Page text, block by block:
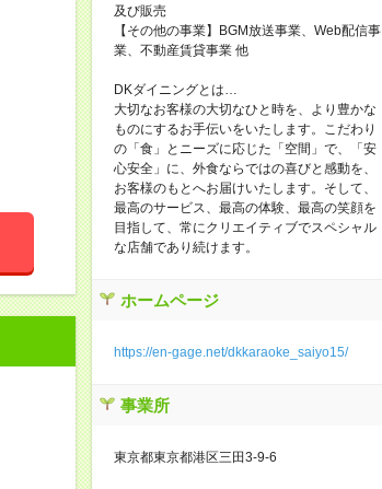
及び販売
【その他の事業】BGM放送事業、Web配信事
業、不動産賃貸事業 他
DKダイニングとは…
大切なお客様の大切なひと時を、より豊かな
ものにするお手伝いをいたします。こだわり
の「食」とニーズに応じた「空間」で、「安
心安全」に、外食ならではの喜びと感動を、
お客様のもとへお届けいたします。そして、
最高のサービス、最高の体験、最高の笑顔を
目指して、常にクリエイティブでスペシャル
な店舗であり続けます。
ホームページ
https://en-gage.net/dkkaraoke_saiyo15/
事業所
東京都東京都港区三田3-9-6